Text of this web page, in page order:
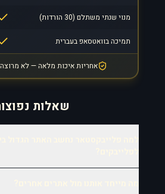
מנוי שנתי משתלם (30 הורדות)
תמיכה בוואטסאפ בעברית
אחריות איכות מלאה — לא
שאלות